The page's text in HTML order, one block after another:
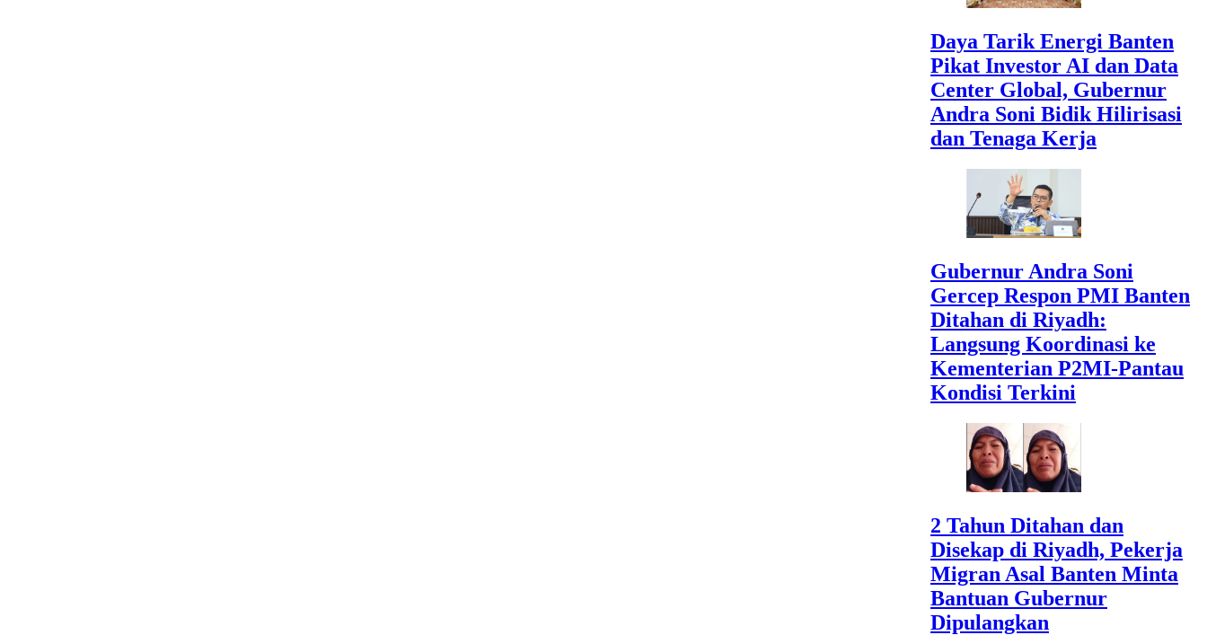
Daya Tarik Energi Banten
Pikat Investor AI dan Data
Center Global, Gubernur
Andra Soni Bidik Hilirisasi
dan Tenaga Kerja
Gubernur Andra Soni
Gercep Respon PMI Banten
Ditahan di Riyadh:
Langsung Koordinasi ke
Kementerian P2MI-Pantau
Kondisi Terkini
2 Tahun Ditahan dan
Disekap di Riyadh, Pekerja
Migran Asal Banten Minta
Bantuan Gubernur
Dipulangkan